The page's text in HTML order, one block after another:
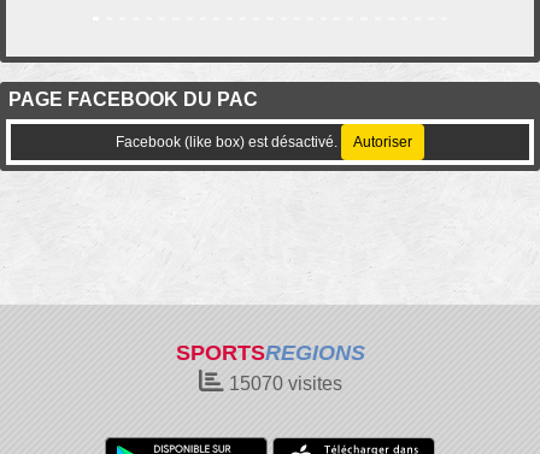
PAGE FACEBOOK DU PAC
Facebook (like box) est désactivé. Autoriser
SPORTSREGIONS
15070visites